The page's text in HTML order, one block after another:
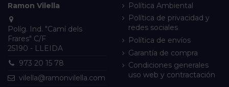
Ramon Vilella
Políg. Ind. "Camí dels
Frares" C/F
25190 - LLEIDA
973 20 15 78
vilella@ramonvilella.com
Política Ambiental
Política de privacidad y
redes sociales
Política de envíos
Garantía de compra
Condiciones generales
uso web y contractación